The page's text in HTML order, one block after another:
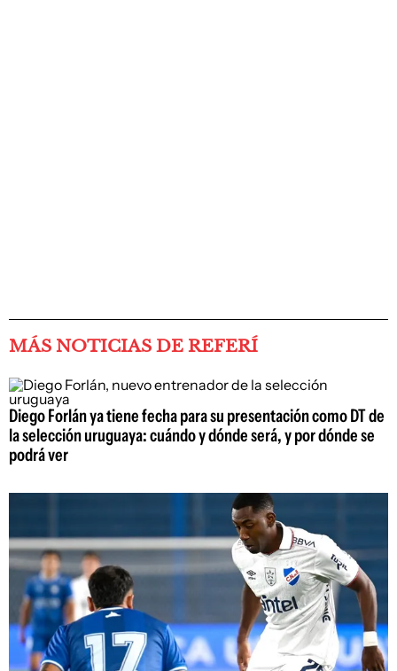
MÁS NOTICIAS DE REFERÍ
Diego Forlán ya tiene fecha para su presentación como DT de
la selección uruguaya: cuándo y dónde será, y por dónde se
podrá ver